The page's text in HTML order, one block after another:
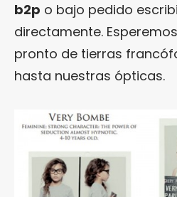
b2p o bajo pedido
directamente.
pronto de tierras
hasta nuestras ópticas.